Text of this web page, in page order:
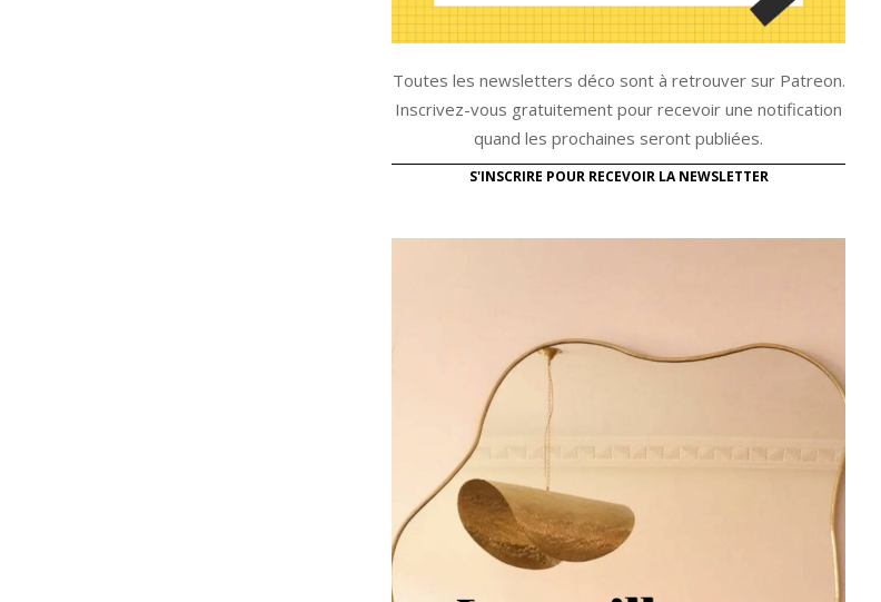
Toutes les newsletters déco sont à retrouver sur Patreon.
Inscrivez-vous gratuitement pour recevoir une notification
quand les prochaines seront publiées.
S'INSCRIRE POUR RECEVOIR LA NEWSLETTER